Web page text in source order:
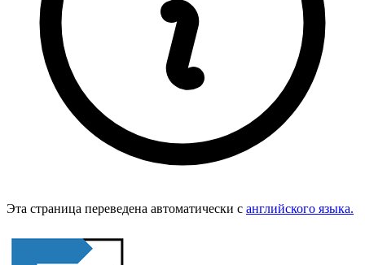
Эта страница переведена автоматически с английского языка.